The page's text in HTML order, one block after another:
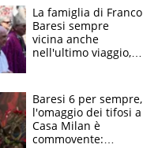
La famiglia di Franco
Baresi sempre
vicina anche
nell'ultimo viaggio,
circondati
dall'affetto dei tifosi
Baresi 6 per sempre,
l'omaggio dei tifosi a
Casa Milan è
commovente: